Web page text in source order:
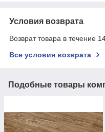
Условия возврата
Возврат товара в течение
Все условия возврата
Подобные товары